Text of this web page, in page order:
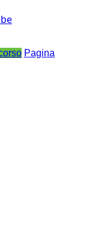
Pagina